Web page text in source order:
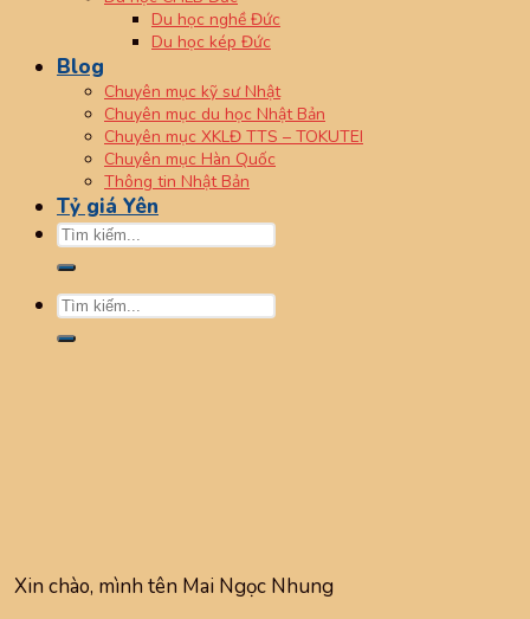
Du học nghề Đức
Du học kép Đức
Blog
Chuyên mục kỹ sư Nhật
Chuyên mục du học Nhật Bản
Chuyên mục XKLĐ TTS – TOKUTEI
Chuyên mục Hàn Quốc
Thông tin Nhật Bản
Tỷ giá Yên
Xin chào, mình tên Mai Ngọc Nhung